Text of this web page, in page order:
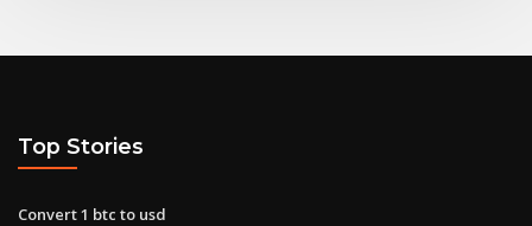
Top Stories
Convert 1 btc to usd